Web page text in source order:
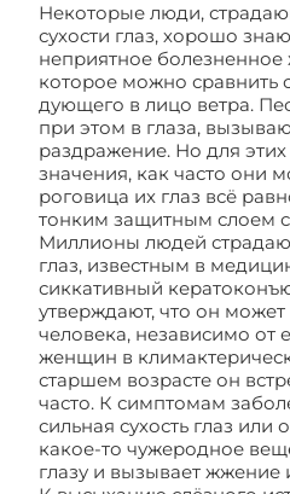
Некоторые люди,
сухости глаз, хорошо
неприятное болезненное
которое можно
дующего в лицо ветра.
при этом в глаза,
раздражение. Но для
значения, как часто они
роговица их глаз всё
тонким защитным слоем
Миллионы людей
глаз, известным в
сиккативный
утверждают, что он
человека, независимо от
женщин в
старшем возрасте он
часто. К симптомам
сильная сухость глаз
какое-то чужеродное
глазу и вызывает жжение